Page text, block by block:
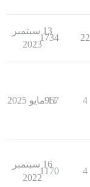
22
1734
13 سبتمبر
2023
4
967
11 مايو 2025
4
1170
16 سبتمبر
2022